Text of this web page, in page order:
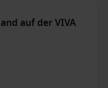
auf der VIVA